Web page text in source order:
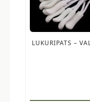
LUKURIPATS –